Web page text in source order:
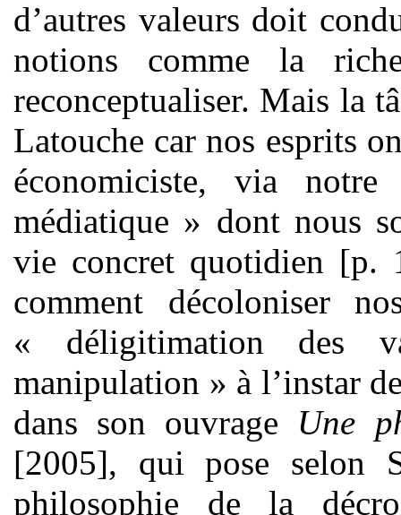
d’autres valeurs doit
notions comme la
reconceptualiser. Mais la
Latouche car nos esprits
économiciste, via
médiatique » dont nous
vie concret quotidien [p.
comment décoloniser
« déligitimation des
manipulation » à l’instar
dans son ouvrage Une
[2005], qui pose selon
philosophie de la